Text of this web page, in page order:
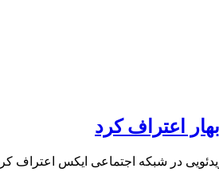
اعتراف کرد